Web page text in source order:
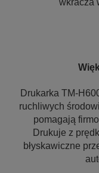
wkracza
Drukarka TM-
ruchliwych
pomagają
Drukuje z
błyskawiczne